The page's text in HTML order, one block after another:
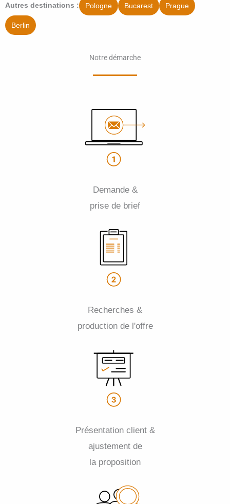
Autres destinations : Pologne Bucarest Prague
Berlin
Notre démarche
Demande &
prise de brief
Recherches &
production de l'offre
Présentation client &
ajustement de
la proposition